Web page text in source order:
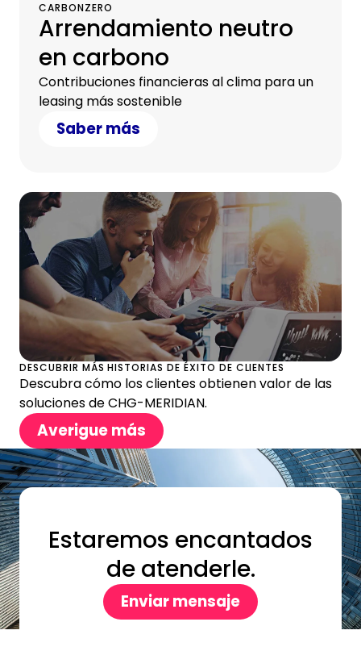
CARBONZERO
Arrendamiento neutro
en carbono
Contribuciones financieras al clima para un
leasing más sostenible
Saber más
DESCUBRIR MÁS HISTORIAS DE ÉXITO DE CLIENTES
Descubra cómo los clientes obtienen valor de las
soluciones de CHG-MERIDIAN.
Averigue más
Estaremos encantados
de atenderle.
Enviar mensaje